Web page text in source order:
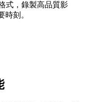
式，錄製高品質影
時刻。